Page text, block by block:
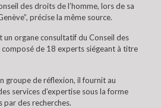
des droits de l’homme, lors de sa
précise la même source.
un organe consultatif du Conseil des
composé de 18 experts siégeant à titre
groupe de réflexion, il fournit au
services d’expertise sous la forme
par des recherches.